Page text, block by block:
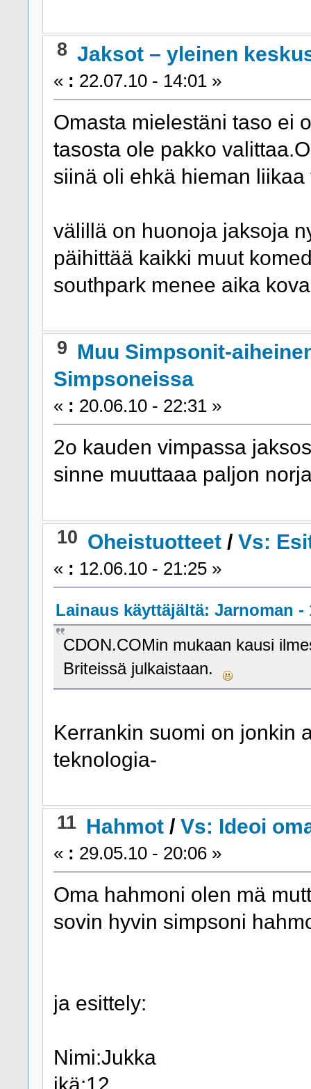
8 Jaksot – yleinen
« : 22.07.10 - 14:01 »
Omasta mielestäni taso ei
tasosta ole pakko
siinä oli ehkä hieman
välillä on huonoja jaksoja
päihittää kaikki muut
southpark menee aika
9 Muu Simpsonit-
Simpsoneissa
« : 20.06.10 - 22:31 »
2o kauden vimpassa
sinne muuttaaa paljon
10 Oheistuotteet /Vs:
« : 12.06.10 - 21:25 »
Lainaus käyttäjältä: Jarnoman -
CDON.COMin mukaan kausi
Briteissä julkaistaan.
Kerrankin suomi on jonkin
teknologia-
11 Hahmot /Vs: Ideoi
« : 29.05.10 - 20:06 »
Oma hahmoni olen mä
sovin hyvin simpsoni
ja esittely:
Nimi:Jukka